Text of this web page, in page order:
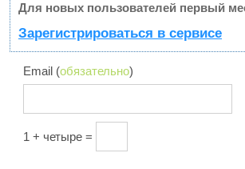
Для новых пользователей первый
Зарегистрироваться в сервисе
Email (обязательно)
1 + четыре =